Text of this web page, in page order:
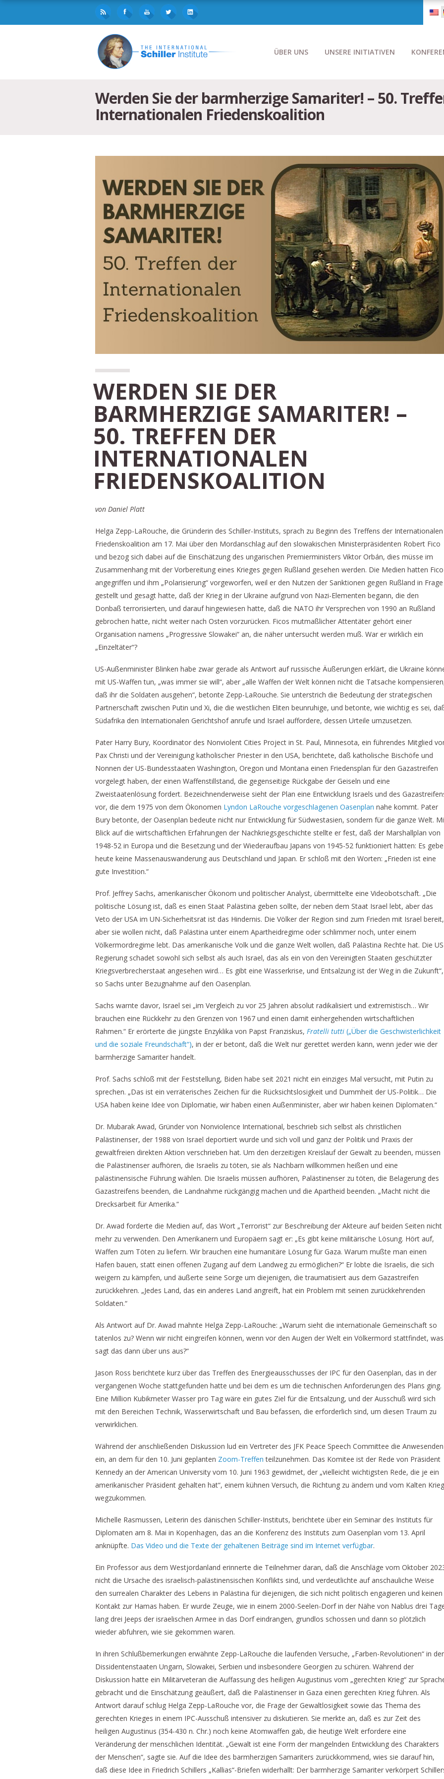
ÜBER UNS UNSERE INITIATIVEN
Werden Sie der barmherzige Samariter! – 50.
Internationalen Friedenskoalition
WERDEN SIE DER
BARMHERZIGE SAMARITER! –
50. TREFFEN DER
INTERNATIONALEN
FRIEDENSKOALITION
von Daniel Platt
Helga Zepp-LaRouche, die Gründerin des Schiller-Instituts, sprach zu Beginn des Treffens der Internationalen
Friedenskoalition am 17. Mai über den Mordanschlag auf den slowakischen Ministerpräsidenten Robert Fico
und bezog sich dabei auf die Einschätzung des ungarischen Premierministers Viktor Orbán, dies müsse im
Zusammenhang mit der Vorbereitung eines Krieges gegen Rußland gesehen werden. Die Medien hatten Fico
angegriffen und ihm „Polarisierung“ vorgeworfen, weil er den Nutzen der Sanktionen gegen Rußland in Frage
gestellt und gesagt hatte, daß der Krieg in der Ukraine aufgrund von Nazi-Elementen begann, die den
Donbaß terrorisierten, und darauf hingewiesen hatte, daß die NATO ihr Versprechen von 1990 an Rußland
gebrochen hatte, nicht weiter nach Osten vorzurücken. Ficos mutmaßlicher Attentäter gehört einer
Organisation namens „Progressive Slowakei“ an, die näher untersucht werden muß. War er wirklich ein
„Einzeltäter“?
US-Außenminister Blinken habe zwar gerade als Antwort auf russische Äußerungen erklärt, die Ukraine
mit US-Waffen tun, „was immer sie will“, aber „alle Waffen der Welt können nicht die Tatsache
daß ihr die Soldaten ausgehen“, betonte Zepp-LaRouche. Sie unterstrich die Bedeutung der strategischen
Partnerschaft zwischen Putin und Xi, die die westlichen Eliten beunruhige, und betonte, wie wichtig es sei,
Südafrika den Internationalen Gerichtshof anrufe und Israel auffordere, dessen Urteile umzusetzen.
Pater Harry Bury, Koordinator des Nonviolent Cities Project in St. Paul, Minnesota, ein führendes Mitglied
Pax Christi und der Vereinigung katholischer Priester in den USA, berichtete, daß katholische Bischöfe und
Nonnen der US-Bundesstaaten Washington, Oregon und Montana einen Friedensplan für den Gazastreifen
vorgelegt haben, der einen Waffenstillstand, die gegenseitige Rückgabe der Geiseln und eine
Zweistaatenlösung fordert. Bezeichnenderweise sieht der Plan eine Entwicklung Israels und des
vor, die dem 1975 von dem Ökonomen Lyndon LaRouche vorgeschlagenen Oasenplan nahe kommt. Pater
Bury betonte, der Oasenplan bedeute nicht nur Entwicklung für Südwestasien, sondern für die ganze Welt.
Blick auf die wirtschaftlichen Erfahrungen der Nachkriegsgeschichte stellte er fest, daß der Marshallplan von
1948-52 in Europa und die Besetzung und der Wiederaufbau Japans von 1945-52 funktioniert hätten: Es gebe
heute keine Massenauswanderung aus Deutschland und Japan. Er schloß mit den Worten: „Frieden ist eine
gute Investition.“
Prof. Jeffrey Sachs, amerikanischer Ökonom und politischer Analyst, übermittelte eine Videobotschaft. „Die
politische Lösung ist, daß es einen Staat Palästina geben sollte, der neben dem Staat Israel lebt, aber das
Veto der USA im UN-Sicherheitsrat ist das Hindernis. Die Völker der Region sind zum Frieden mit Israel bereit,
aber sie wollen nicht, daß Palästina unter einem Apartheidregime oder schlimmer noch, unter einem
Völkermordregime lebt. Das amerikanische Volk und die ganze Welt wollen, daß Palästina Rechte hat. Die
Regierung schadet sowohl sich selbst als auch Israel, das als ein von den Vereinigten Staaten geschützter
Kriegsverbrecherstaat angesehen wird… Es gibt eine Wasserkrise, und Entsalzung ist der Weg in die Zukunft“,
so Sachs unter Bezugnahme auf den Oasenplan.
Sachs warnte davor, Israel sei „im Vergleich zu vor 25 Jahren absolut radikalisiert und extremistisch… Wir
brauchen eine Rückkehr zu den Grenzen von 1967 und einen damit einhergehenden wirtschaftlichen
Rahmen.“ Er erörterte die jüngste Enzyklika von Papst Franziskus, Fratelli tutti („Über die Geschwisterlichkeit
und die soziale Freundschaft“), in der er betont, daß die Welt nur gerettet werden kann, wenn jeder wie der
barmherzige Samariter handelt.
Prof. Sachs schloß mit der Feststellung, Biden habe seit 2021 nicht ein einziges Mal versucht, mit Putin zu
sprechen. „Das ist ein verräterisches Zeichen für die Rücksichtslosigkeit und Dummheit der US-Politik… Die
USA haben keine Idee von Diplomatie, wir haben einen Außenminister, aber wir haben keinen Diplomaten.“
Dr. Mubarak Awad, Gründer von Nonviolence International, beschrieb sich selbst als christlichen
Palästinenser, der 1988 von Israel deportiert wurde und sich voll und ganz der Politik und Praxis der
gewaltfreien direkten Aktion verschrieben hat. Um den derzeitigen Kreislauf der Gewalt zu beenden, müssen
die Palästinenser aufhören, die Israelis zu töten, sie als Nachbarn willkommen heißen und eine
palästinensische Führung wählen. Die Israelis müssen aufhören, Palästinenser zu töten, die Belagerung des
Gazastreifens beenden, die Landnahme rückgängig machen und die Apartheid beenden. „Macht nicht die
Drecksarbeit für Amerika.“
Dr. Awad forderte die Medien auf, das Wort „Terrorist“ zur Beschreibung der Akteure auf beiden Seiten nicht
mehr zu verwenden. Den Amerikanern und Europäern sagt er: „Es gibt keine militärische Lösung. Hört auf,
Waffen zum Töten zu liefern. Wir brauchen eine humanitäre Lösung für Gaza. Warum mußte man einen
Hafen bauen, statt einen offenen Zugang auf dem Landweg zu ermöglichen?“ Er lobte die Israelis, die sich
weigern zu kämpfen, und äußerte seine Sorge um diejenigen, die traumatisiert aus dem Gazastreifen
zurückkehren. „Jedes Land, das ein anderes Land angreift, hat ein Problem mit seinen zurückkehrenden
Soldaten.“
Als Antwort auf Dr. Awad mahnte Helga Zepp-LaRouche: „Warum sieht die internationale Gemeinschaft so
tatenlos zu? Wenn wir nicht eingreifen können, wenn vor den Augen der Welt ein Völkermord stattfindet, was
sagt das dann über uns aus?“
Jason Ross berichtete kurz über das Treffen des Energieausschusses der IPC für den Oasenplan, das in der
vergangenen Woche stattgefunden hatte und bei dem es um die technischen Anforderungen des Plans ging.
Eine Million Kubikmeter Wasser pro Tag wäre ein gutes Ziel für die Entsalzung, und der Ausschuß wird sich
mit den Bereichen Technik, Wasserwirtschaft und Bau befassen, die erforderlich sind, um diesen Traum zu
verwirklichen.
Während der anschließenden Diskussion lud ein Vertreter des JFK Peace Speech Committee die Anwesenden
ein, an dem für den 10. Juni geplanten Zoom-Treffen teilzunehmen. Das Komitee ist der Rede von Präsident
Kennedy an der American University vom 10. Juni 1963 gewidmet, der „vielleicht wichtigsten Rede, die je ein
amerikanischer Präsident gehalten hat“, einem kühnen Versuch, die Richtung zu ändern und vom Kalten Krieg
wegzukommen.
Michelle Rasmussen, Leiterin des dänischen Schiller-Instituts, berichtete über ein Seminar des Instituts für
Diplomaten am 8. Mai in Kopenhagen, das an die Konferenz des Instituts zum Oasenplan vom 13. April
anknüpfte. Das Video und die Texte der gehaltenen Beiträge sind im Internet verfügbar.
Ein Professor aus dem Westjordanland erinnerte die Teilnehmer daran, daß die Anschläge vom Oktober
nicht die Ursache des israelisch-palästinensischen Konflikts sind, und verdeutlichte auf anschauliche Weise
den surrealen Charakter des Lebens in Palästina für diejenigen, die sich nicht politisch engagieren und keinen
Kontakt zur Hamas haben. Er wurde Zeuge, wie in einem 2000-Seelen-Dorf in der Nähe von Nablus drei
lang drei Jeeps der israelischen Armee in das Dorf eindrangen, grundlos schossen und dann so plötzlich
wieder abfuhren, wie sie gekommen waren.
In ihren Schlußbemerkungen erwähnte Zepp-LaRouche die laufenden Versuche, „Farben-Revolutionen“ in
Dissidentenstaaten Ungarn, Slowakei, Serbien und insbesondere Georgien zu schüren. Während der
Diskussion hatte ein Militärveteran die Auffassung des heiligen Augustinus vom „gerechten Krieg“ zur
gebracht und die Einschätzung geäußert, daß die Palästinenser in Gaza einen gerechten Krieg führen. Als
Antwort darauf schlug Helga Zepp-LaRouche vor, die Frage der Gewaltlosigkeit sowie das Thema des
gerechten Krieges in einem IPC-Ausschuß intensiver zu diskutieren. Sie merkte an, daß es zur Zeit des
heiligen Augustinus (354-430 n. Chr.) noch keine Atomwaffen gab, die heutige Welt erfordere eine
Veränderung der menschlichen Identität. „Gewalt ist eine Form der mangelnden Entwicklung des Charakters
der Menschen“, sagte sie. Auf die Idee des barmherzigen Samariters zurückkommend, wies sie darauf hin,
daß diese Idee in Friedrich Schillers „Kallias“-Briefen widerhallt: Der barmherzige Samariter verkörpert